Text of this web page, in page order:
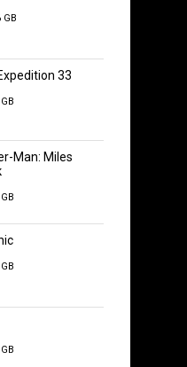
GB
33
Man: Miles